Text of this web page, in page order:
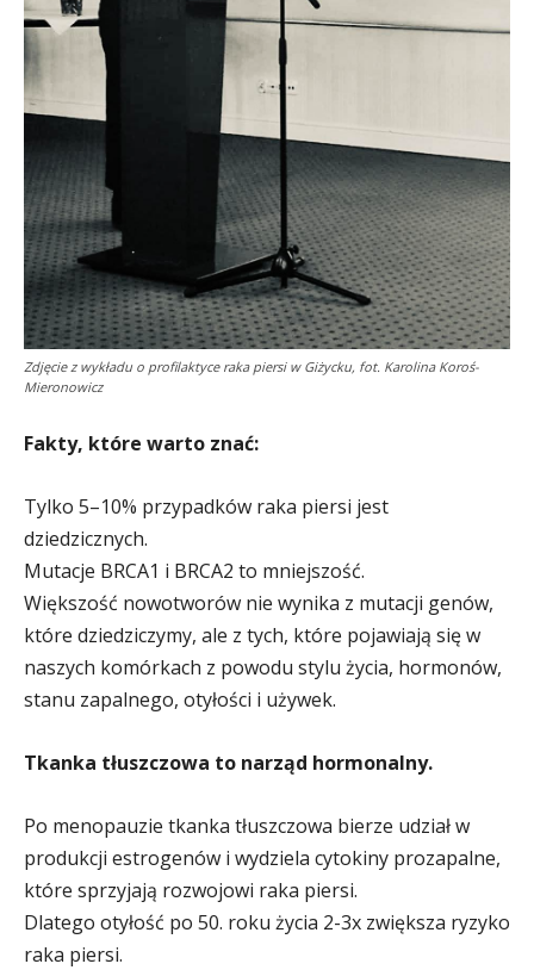
Zdjęcie z wykładu o profilaktyce raka piersi w Giżycku, fot. Karolina Koroś-
Mieronowicz
Fakty, które warto znać:
Tylko 5–10% przypadków raka piersi jest
dziedzicznych.
Mutacje BRCA1 i BRCA2 to mniejszość.
Większość nowotworów nie wynika z mutacji genów,
które dziedziczymy, ale z tych, które pojawiają się w
naszych komórkach z powodu stylu życia, hormonów,
stanu zapalnego, otyłości i używek.
Tkanka tłuszczowa to narząd hormonalny.
Po menopauzie tkanka tłuszczowa bierze udział w
produkcji estrogenów i wydziela cytokiny prozapalne,
które sprzyjają rozwojowi raka piersi.
Dlatego otyłość po 50. roku życia 2-3x zwiększa ryzyko
raka piersi.